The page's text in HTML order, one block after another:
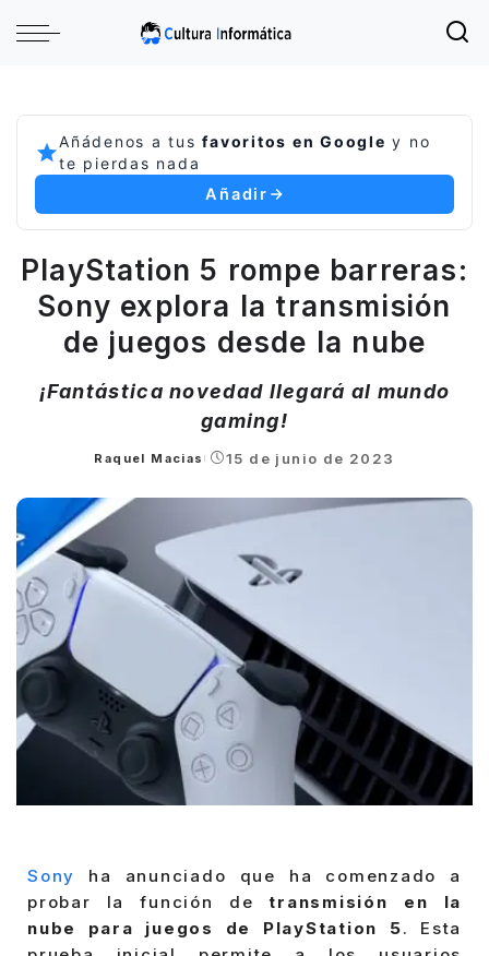
Añádenos a tusfavoritos en Google y no
te pierdas nada
Añadir
PlayStation 5 rompe barreras:
Sony explora la transmisión
de juegos desde la nube
¡Fantástica novedad llegará al mundo
gaming!
Posted
Raquel Macias 15 de junio de 2023
Sony
ha anunciado que ha comenzado a
probar la función detransmisión en la
nube para juegos de PlayStation 5. Esta